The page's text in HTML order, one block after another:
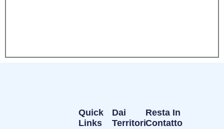
Dai
Territori
Quick
Links
Resta In
Contatto